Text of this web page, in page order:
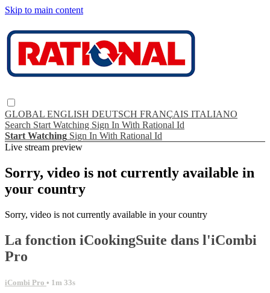
Skip to main content
GLOBAL ENGLISH DEUTSCH FRANÇAIS ITALIANO
Search Start Watching Sign In With Rational Id
Start Watching Sign In With Rational Id
Live stream preview
Sorry, video is not currently available in
your country
Sorry, video is not currently available in your country
La fonction iCookingSuite dans l'iCombi
Pro
iCombi Pro • 1m 33s